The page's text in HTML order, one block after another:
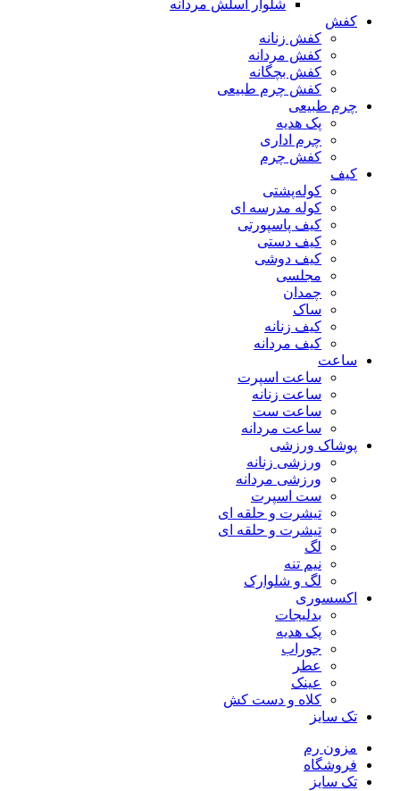
شلوار اسلش مردانه
کفش
کفش زنانه
کفش مردانه
کفش بچگانه
کفش چرم طبیعی
چرم طبیعی
پک هدیه
چرم اداری
کفش چرم
کیف
کوله‌پشتی
کوله مدرسه ای
کیف پاسپورتی
کیف دستی
کیف دوشی
مجلسی
چمدان
ساک
کیف زنانه
کیف مردانه
ساعت
ساعت اسپرت
ساعت زنانه
ساعت ست
ساعت مردانه
پوشاک ورزشی
ورزشی زنانه
ورزشی مردانه
ست اسپرت
تیشرت و حلقه ای
تیشرت و حلقه ای
لگ
نیم تنه
لگ و شلوارک
اکسسوری
بدلیجات
پک هدیه
جوراب
عطر
عینک
کلاه و دست کش
تک سایز
مزون رم
فروشگاه
تک سایز